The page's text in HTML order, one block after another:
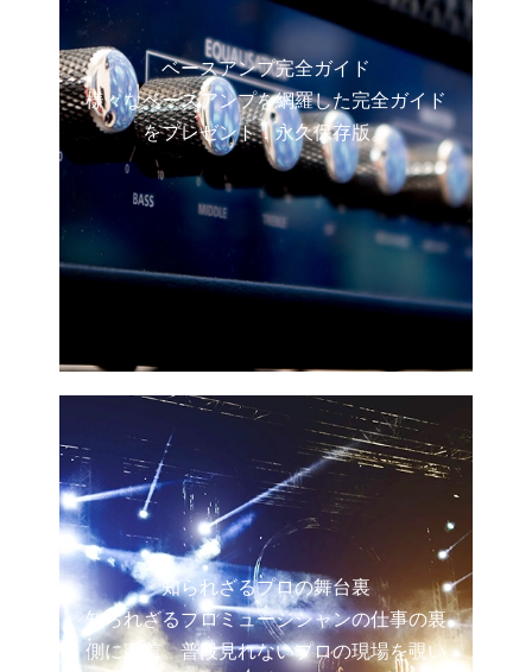
ベースアンプ完全ガイド
様々なベースアンプを網羅した完全ガイド
をプレゼント！永久保存版。
知られざるプロの舞台裏
知られざるプロミュージシャンの仕事の裏
側に密着。普段見れないプロの現場を覗い